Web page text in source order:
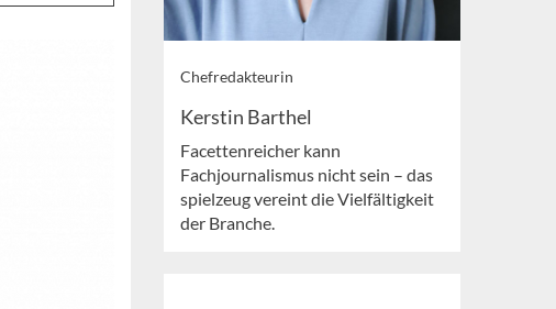
Chefredakteurin
Kerstin Barthel
Facettenreicher kann
Fachjournalismus nicht sein – das
spielzeug vereint die Vielfältigkeit
der Branche.